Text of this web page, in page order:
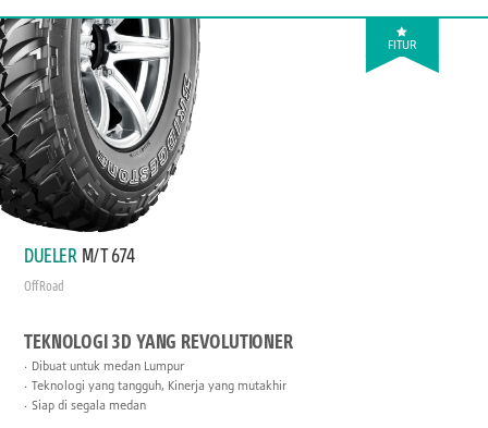
FITUR
DUELER M/T 674
Off Road
TEKNOLOGI 3D YANG REVOLUTIONER
Dibuat untuk medan Lumpur
Teknologi yang tangguh, Kinerja yang mutakhir
Siap di segala medan